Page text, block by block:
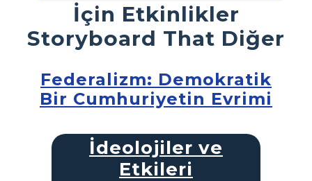
İçin Etkinlikler
Storyboard That Diğer
Federalizm: Demokratik
Bir Cumhuriyetin Evrimi
İdeolojiler ve
Etkileri